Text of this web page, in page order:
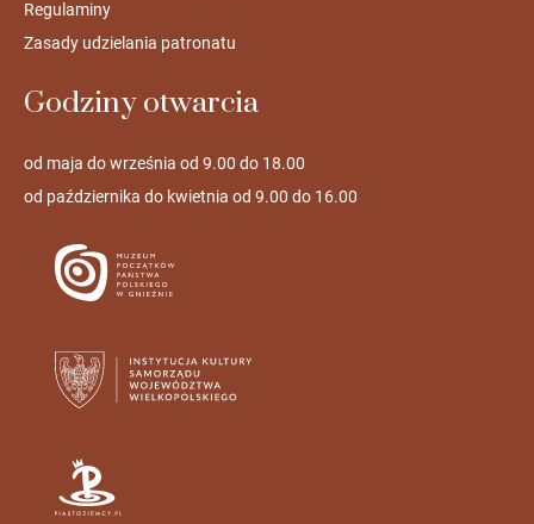
Regulaminy
Zasady udzielania patronatu
Godziny otwarcia
od maja do września od 9.00 do 18.00
od października do kwietnia od 9.00 do 16.00